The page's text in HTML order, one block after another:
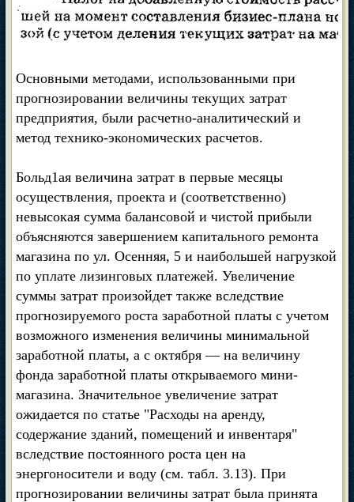
Основными методами, использованными при
прогнозировании величины текущих затрат
предприятия, были расчетно-аналитический и
метод технико-экономических расчетов.
Больд1ая величина затрат в первые месяцы
осуществления, проекта и (соответственно)
невысокая сумма балансовой и чистой прибыли
объясняются завершением капитального ремонта
магазина по ул. Осенняя, 5 и наибольшей нагрузкой
по уплате лизинговых платежей. Увеличение
суммы затрат произойдет также вследствие
прогнозируемого роста заработной платы с учетом
возможного изменения величины минимальной
заработной платы, а с октября — на величину
фонда заработной платы открываемого мини-
магазина. Значительное увеличение затрат
ожидается по статье "Расходы на аренду,
содержание зданий, помещений и инвентаря"
вследствие постоянного роста цен на
энергоносители и воду (см. табл. 3.13). При
прогнозировании величины затрат была принята